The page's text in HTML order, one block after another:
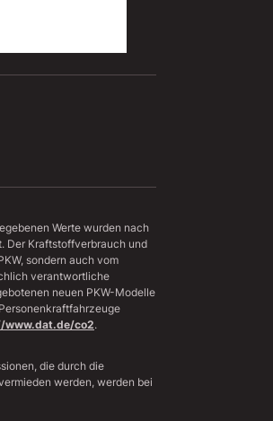
Werte wurden nach
Der Kraftstoffverbrauch und
sondern auch vom
verantwortliche
neuen PKW-Modelle
co2.
die durch die
werden, werden bei